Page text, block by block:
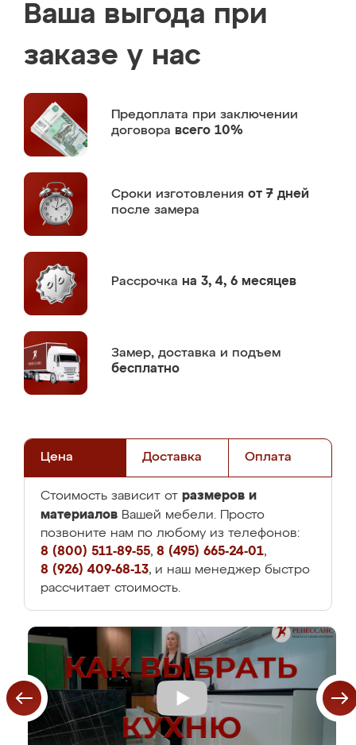
Ваша выгода при
заказе у нас
Предоплата при заключении
договора всего 10%
Сроки изготовления от 7 дней
после замера
Рассрочка на 3, 4, 6 месяцев
Замер, доставка и подъем
бесплатно
Цена Доставка Оплата
Стоимость зависит от размеров и
материалов Вашей мебели. Просто
позвоните нам по любому из телефонов:
8 (800) 511-89-55, 8 (495) 665-24-01,
8 (926) 409-68-13, и наш менеджер быстро
рассчитает стоимость.